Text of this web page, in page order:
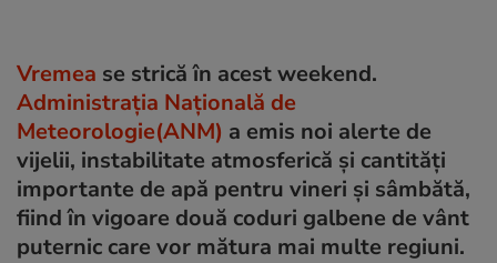
Vremea se strică în acest weekend.
Administrația Națională de
Meteorologie(ANM) a emis noi alerte de
vijelii, instabilitate atmosferică și cantități
importante de apă pentru vineri și sâmbătă,
fiind în vigoare două coduri galbene de vânt
puternic care vor mătura mai multe regiuni.